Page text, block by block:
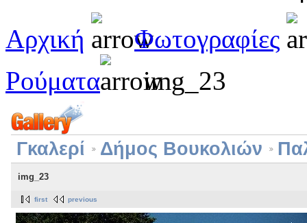
Αρχική
Φωτογραφίες
Ρούματα
img_23
Γκαλερί Δήμος Βουκολιών
img_23
first previous